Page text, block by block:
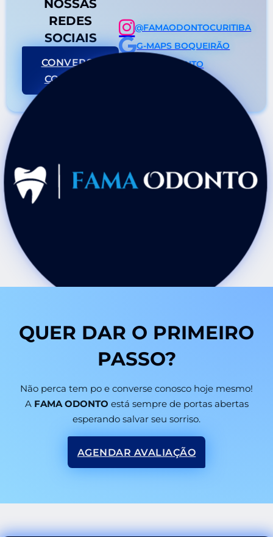
NOSSAS
REDES
SOCIAIS
CONVERSE
CONOSCO
@FAMAODONTOCURITIBA
G-MAPS BOQUEIRÃO
FAMAODONTO
QUER DAR O PRIMEIRO
PASSO?
Não perca tem po e converse conosco hoje mesmo!
A FAMA ODONTO está sempre de portas abertas
esperando salvar seu sorriso.
AGENDAR AVALIAÇÃO